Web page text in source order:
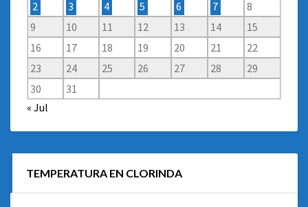
2
3 4 5 6 7
8
9
10 11 12 13 14
15
16
17 18 19 20 21
22
23
24 25 26 27 28
29
30
31
« Jul
TEMPERATURA EN CLORINDA